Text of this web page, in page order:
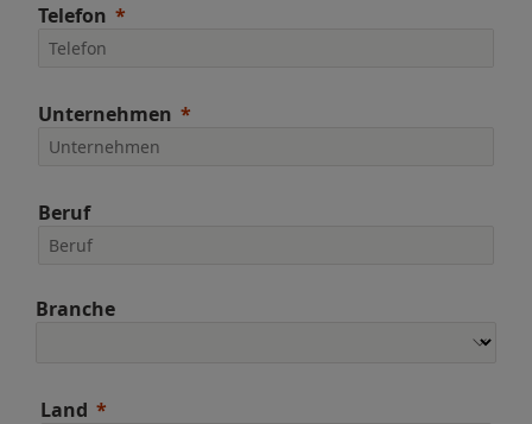
Telefon
Unternehmen
Beruf
Branche
Land